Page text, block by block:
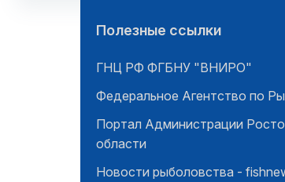
Полезные ссылки
ГНЦ РФ ФГБНУ "ВНИРО"
Федеральное Агентство по
Портал Администрации
области
Новости рыболовства -